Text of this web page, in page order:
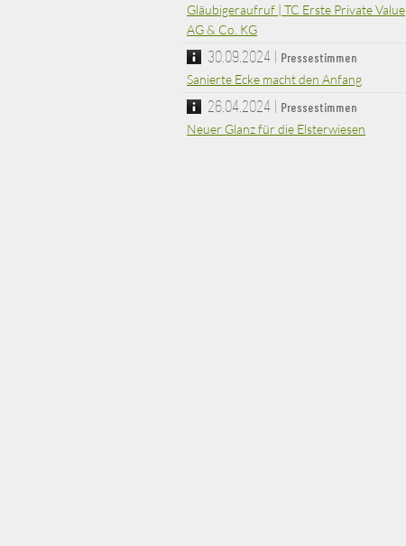
Gläubigeraufruf | TC Erste Private Value
AG & Co. KG
30.09.2024 Pressestimmen
Sanierte Ecke macht den Anfang
26.04.2024 Pressestimmen
Neuer Glanz für die Elsterwiesen